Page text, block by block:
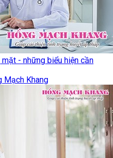
- những biểu hiện cần
Mạch Khang